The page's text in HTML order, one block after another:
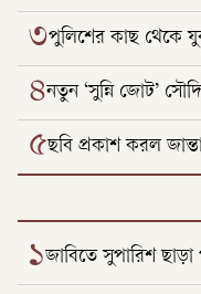
৩পুলিশের কাছ থেকে
৪নতুন ‘সুন্নি জোট’
৫ছবি প্রকাশ করল
১জাবিতে সুপারিশ